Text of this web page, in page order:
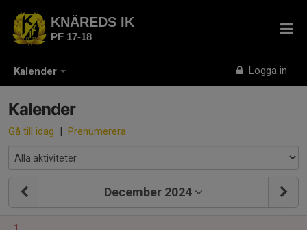
Kalender Logga in
KNÄREDS IK
PF 17-18
Kalender
Gå till idag | Prenumerera
December 2024